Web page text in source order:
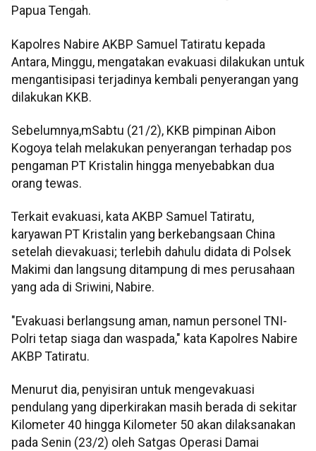
Papua Tengah.
Kapolres Nabire AKBP Samuel Tatiratu kepada
Antara, Minggu, mengatakan evakuasi dilakukan untuk
mengantisipasi terjadinya kembali penyerangan yang
dilakukan KKB.
Sebelumnya,mSabtu (21/2), KKB pimpinan Aibon
Kogoya telah melakukan penyerangan terhadap pos
pengaman PT Kristalin hingga menyebabkan dua
orang tewas.
Terkait evakuasi, kata AKBP Samuel Tatiratu,
karyawan PT Kristalin yang berkebangsaan China
setelah dievakuasi; terlebih dahulu didata di Polsek
Makimi dan langsung ditampung di mes perusahaan
yang ada di Sriwini, Nabire.
"Evakuasi berlangsung aman, namun personel TNI-
Polri tetap siaga dan waspada," kata Kapolres Nabire
AKBP Tatiratu.
Menurut dia, penyisiran untuk mengevakuasi
pendulang yang diperkirakan masih berada di sekitar
Kilometer 40 hingga Kilometer 50 akan dilaksanakan
pada Senin (23/2) oleh Satgas Operasi Damai